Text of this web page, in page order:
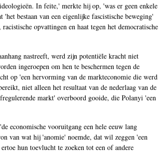
In feite,' merkte hij op, 'was er geen enkele
bestaan van een eigenlijke fascistische beweging'
opvattingen en haat tegen het democratische
nastreeft, werd zijn potentiële kracht niet
ingeroepen om hen te beschermen tegen de
op 'een hervorming van de markteconomie die werd
niet alleen het resultaat van de nederlaag van de
markt' overboord gooide, die Polanyi 'een
economische vooruitgang een hele eeuw lang
van wat hij 'anomie' noemde, dat wil zeggen 'een
hun toevlucht te zoeken tot een of andere